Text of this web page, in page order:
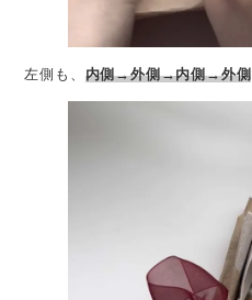
左側も、 内側→外側→内側→外側